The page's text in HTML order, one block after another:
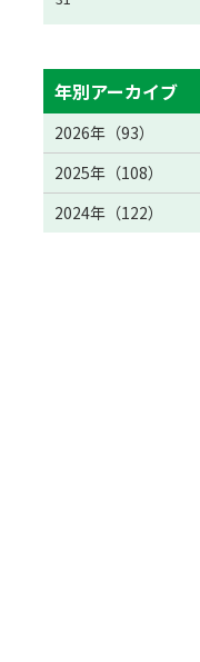
年別アーカイブ
2026年（93）
2025年（108）
2024年（122）